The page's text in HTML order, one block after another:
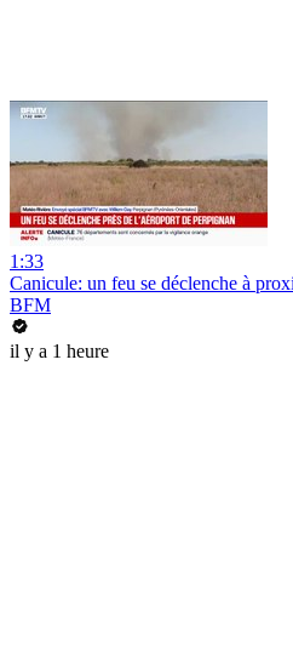
1:33
Canicule: un feu se déclenche à
BFM
il y a 1 heure